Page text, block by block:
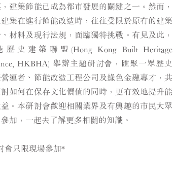
，建築節能已成為都市發展的關鍵之一。然而，
建築在進行節能改造時，往往受限於原有的建築
材料及現行法規，面臨獨特挑戰。有見及此，
歷史建築聯盟(Hong Kong Built Heritage
HKBHA) 舉辦主題研討會，匯聚一眾歴史
營運者、節能改造工程公司及綠色金融專才，共
討如何在保存文化價值的同時，更有效地提升能
益。本研討會歡迎相關業界及有興趣的市民大眾
加，一起去了解更多相關的知識。
會只限現場參加*